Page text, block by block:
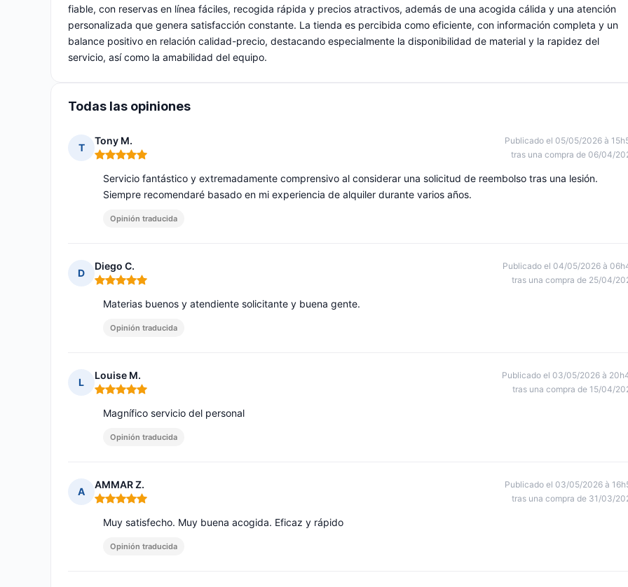
fiable, con reservas en línea fáciles, recogida rápida y precios atractivos, además de una acogida cálida y una atención
personalizada que genera satisfacción constante. La tienda es percibida como eficiente, con información completa y un
balance positivo en relación calidad-precio, destacando especialmente la disponibilidad de material y la rapidez del
servicio, así como la amabilidad del equipo.
Todas las opiniones
T
Tony M.
Nota: 5 de 5
Publicado el 05/05/2026 à
tras una compra de 06/04/
Servicio fantástico y extremadamente comprensivo al considerar una solicitud de reembolso tras una lesión.
Siempre recomendaré basado en mi experiencia de alquiler durante varios años.
Opinión traducida
D
Diego C.
Nota: 5 de 5
Publicado el 04/05/2026 à
tras una compra de 25/04/
Materias buenos y atendiente solicitante y buena gente.
Opinión traducida
L
Louise M.
Nota: 5 de 5
Publicado el 03/05/2026 à
tras una compra de 15/04/
Magnífico servicio del personal
Opinión traducida
A
AMMAR Z.
Nota: 5 de 5
Publicado el 03/05/2026 à
tras una compra de 31/03/
Muy satisfecho. Muy buena acogida. Eficaz y rápido
Opinión traducida